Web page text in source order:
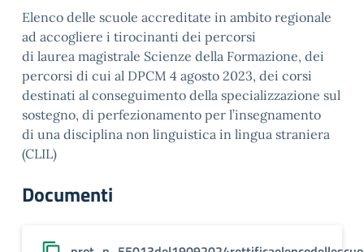
Elenco delle scuole accreditate in ambito regionale
ad accogliere i tirocinanti dei percorsi
di laurea magistrale Scienze della Formazione, dei
percorsi di cui al DPCM 4 agosto 2023, dei corsi
destinati al conseguimento della specializzazione sul
sostegno, di perfezionamento per l’insegnamento
di una disciplina non linguistica in lingua straniera
(CLIL)
Documenti